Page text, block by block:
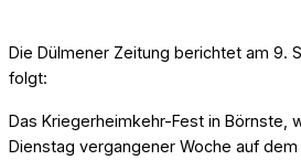
Die Dülmener Zeitung berichtet am 9.
folgt:
Das Kriegerheimkehr-Fest in Börnste,
Dienstag vergangener Woche auf